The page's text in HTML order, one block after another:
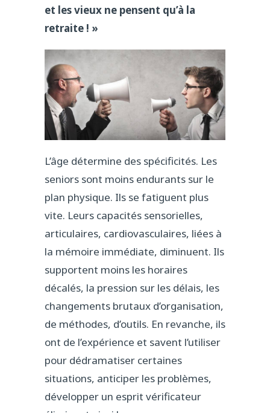
et les vieux ne pensent qu’à la
retraite ! »
L’âge détermine des spécificités. Les
seniors sont moins endurants sur le
plan physique. Ils se fatiguent plus
vite. Leurs capacités sensorielles,
articulaires, cardiovasculaires, liées à
la mémoire immédiate, diminuent. Ils
supportent moins les horaires
décalés, la pression sur les délais, les
changements brutaux d’organisation,
de méthodes, d’outils. En revanche, ils
ont de l’expérience et savent l’utiliser
pour dédramatiser certaines
situations, anticiper les problèmes,
développer un esprit vérificateur